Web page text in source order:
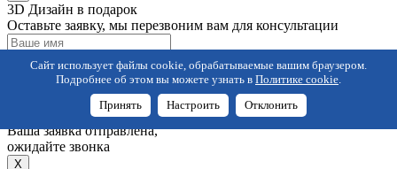
3D Дизайн в подарок
Оставьте заявку, мы перезвоним вам для консультации
Согласен на обработкуперсональных данных
Отправить заявку
Ваша заявка отправлена,
ожидайте звонка
X
Сайт использует файлы cookie, обрабатываемые вашим браузером.
Подробнее об этом вы можете узнать в Политике cookie.
Принять Настроить Отклонить